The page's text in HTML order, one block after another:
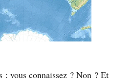
: vous connaissez ? Non ? Et